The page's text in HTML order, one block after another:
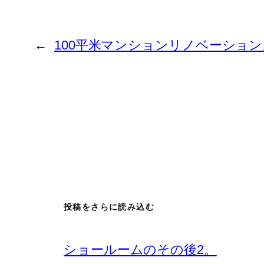
← 100平米マンションリノベーション
投稿をさらに読み込む
ショールームのその後2。